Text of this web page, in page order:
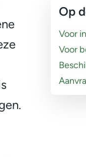
Op
Voor
Voor